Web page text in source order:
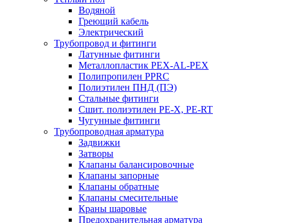
Водяной
Греющий кабель
Электрический
Трубопровод и фитинги
Латунные фитинги
Металлопластик PEX-AL-PEX
Полипропилен PPRC
Полиэтилен ПНД (ПЭ)
Стальные фитинги
Сшит. полиэтилен PE-X, PE-RT
Чугунные фитинги
Трубопроводная арматура
Задвижки
Затворы
Клапаны балансировочные
Клапаны запорные
Клапаны обратные
Клапаны смесительные
Краны шаровые
Предохранительная арматура